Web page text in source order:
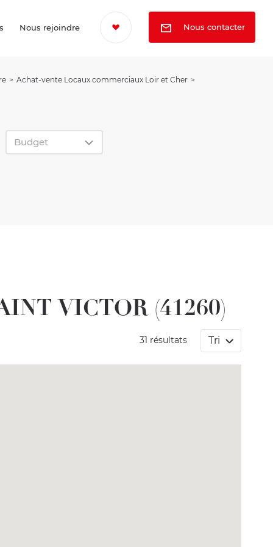
Nous rejoindre Nous contacter
Achat-vente Locaux commerciaux Loir et Cher
Budget
VICTOR (41260)
31 résultats Tri